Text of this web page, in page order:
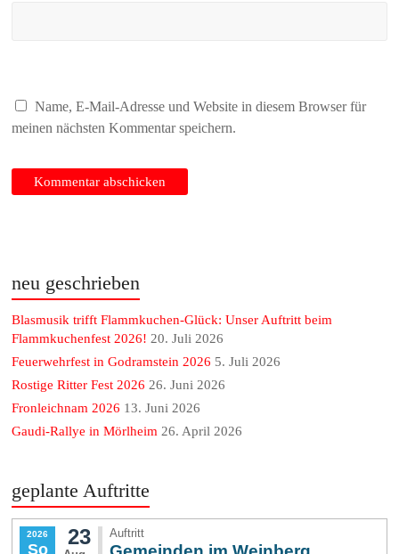
Name, E-Mail-Adresse und Website in diesem Browser für
meinen nächsten Kommentar speichern.
neu geschrieben
Blasmusik trifft Flammkuchen-Glück: Unser Auftritt beim
Flammkuchenfest 2026! 20. Juli 2026
Feuerwehrfest in Godramstein 2026 5. Juli 2026
Rostige Ritter Fest 2026 26. Juni 2026
Fronleichnam 2026 13. Juni 2026
Gaudi-Rallye in Mörlheim 26. April 2026
geplante Auftritte